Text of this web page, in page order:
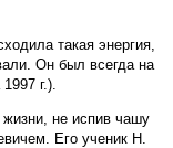
такая энергия,
Он был всегда на
г.).
не испив чашу
Его ученик Н.